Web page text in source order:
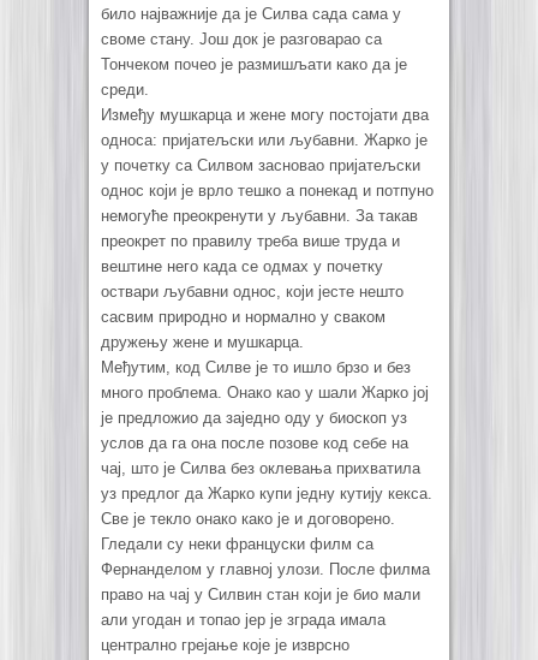
било најважније да је Силва сада сама у
своме стану. Још док је разговарао са
Тончеком почео је размишљати како да је
среди.
Између мушкарца и жене могу постојати два
односа: пријатељски или љубавни. Жарко је
у почетку са Силвом засновао пријатељски
однос који је врло тешко а понекад и потпуно
немогуће преокренути у љубавни. За такав
преокрет по правилу треба више труда и
вештине него када се одмах у почетку
оствари љубавни однос, који јесте нешто
сасвим природно и нормално у сваком
дружењу жене и мушкарца.
Међутим, код Силве је то ишло брзо и без
много проблема. Онако као у шали Жарко јој
је предложио да заједно оду у биоскоп уз
услов да га она после позове код себе на
чај, што је Силва без оклевања прихватила
уз предлог да Жарко купи једну кутију кекса.
Све је текло онако како је и договорено.
Гледали су неки француски филм са
Фернанделом у главној улози. После филма
право на чај у Силвин стан који је био мали
али угодан и топао јер је зграда имала
централно грејање које је изврсно